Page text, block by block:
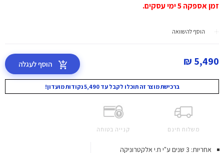
זמן אספקה 5 ימי עסקים.
הוסף להשוואה
5,490 ₪ הוסף לעגלה
ברכישת מוצר זה תוכלו לקבל עד 5,490 נקודות מועדון!
משלוח חינם קנייה בטוחה
אחריות: 3 שנים ע"י ח.י אלקטרוניקה